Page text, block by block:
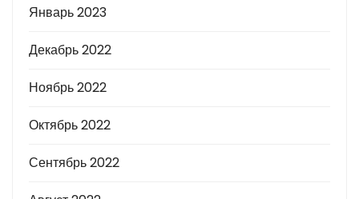
Январь 2023
Декабрь 2022
Ноябрь 2022
Октябрь 2022
Сентябрь 2022